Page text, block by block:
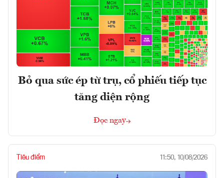
Bỏ qua sức ép từ trụ, cổ phiếu tiếp tục
tăng diện rộng
Đọc ngay
Tiêu điểm 11:50, 10/08/2026